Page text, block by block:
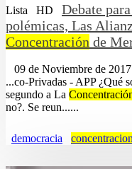
Lista HD
Debate
polémicas, Las
Concentración de
09 de Noviembre de 2017
...co-Privadas - APP ¿Qué
segundo a La
no?. Se reun......
democracia concentracion